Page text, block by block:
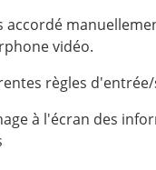
accordé
vidéo.
règles
à l'écran des